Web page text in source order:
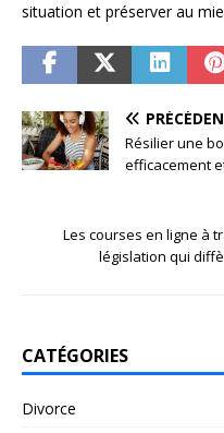
situation et préserver au
Résilier une
efficacement
Les courses en ligne à
législation qui
CATÉGORIES
Divorce